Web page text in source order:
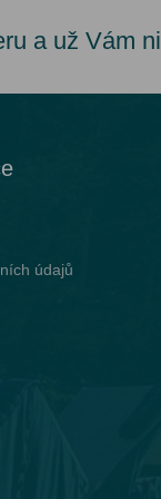
a už Vám
údajů